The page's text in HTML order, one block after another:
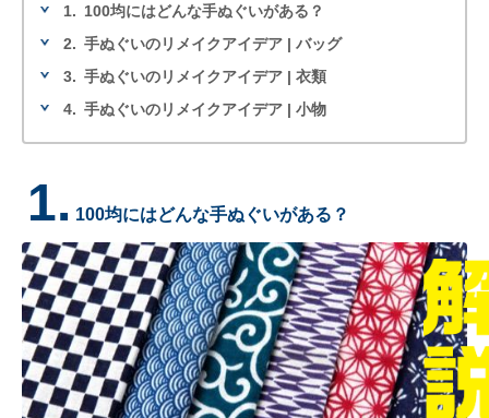
1. 100均にはどんな手ぬぐいがある？
2. 手ぬぐいのリメイクアイデア | バッグ
3. 手ぬぐいのリメイクアイデア | 衣類
4. 手ぬぐいのリメイクアイデア | 小物
1. 100均にはどんな手ぬぐいがある？